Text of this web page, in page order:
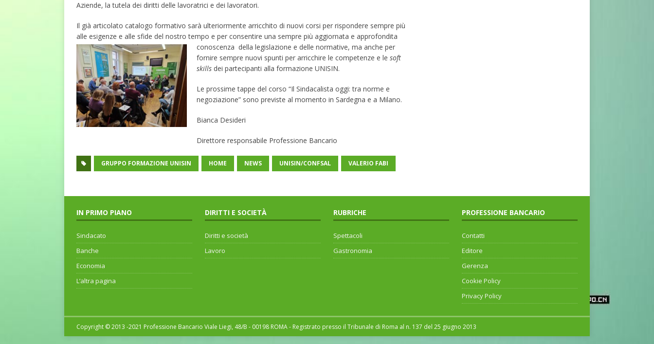
Aziende, la tutela dei diritti delle lavoratrici e dei lavoratori.
Il già articolato catalogo formativo sarà ulteriormente arricchito di nuovi corsi per rispondere sempre più
alle esigenze e alle sfide del nostro tempo e per consentire una sempre più aggiornata e approfondita
conoscenza della legislazione e delle normative, ma anche per
fornire sempre nuovi spunti per arricchire le competenze e le soft
skills dei partecipanti alla formazione UNISIN.
Le prossime tappe del corso “Il Sindacalista oggi: tra norme e
negoziazione” sono previste al momento in Sardegna e a Milano.
Bianca Desideri
Direttore responsabile Professione Bancario
GRUPPO FORMAZIONE UNISIN HOME NEWS UNISIN/CONFSAL VALERIO FABI
IN PRIMO PIANO
Sindacato
Banche
Economia
L’altra pagina
DIRITTI E SOCIETÀ
Diritti e società
Lavoro
RUBRICHE
Spettacoli
Gastronomia
PROFESSIONE BANCARIO
Contatti
Editore
Gerenza
Cookie Policy
Privacy Policy
Copyright © 2013 -2021 Professione Bancario Viale Liegi, 48/B - 00198 ROMA - Registrato presso il Tribunale di Roma al n. 137 del 25 giugno 2013